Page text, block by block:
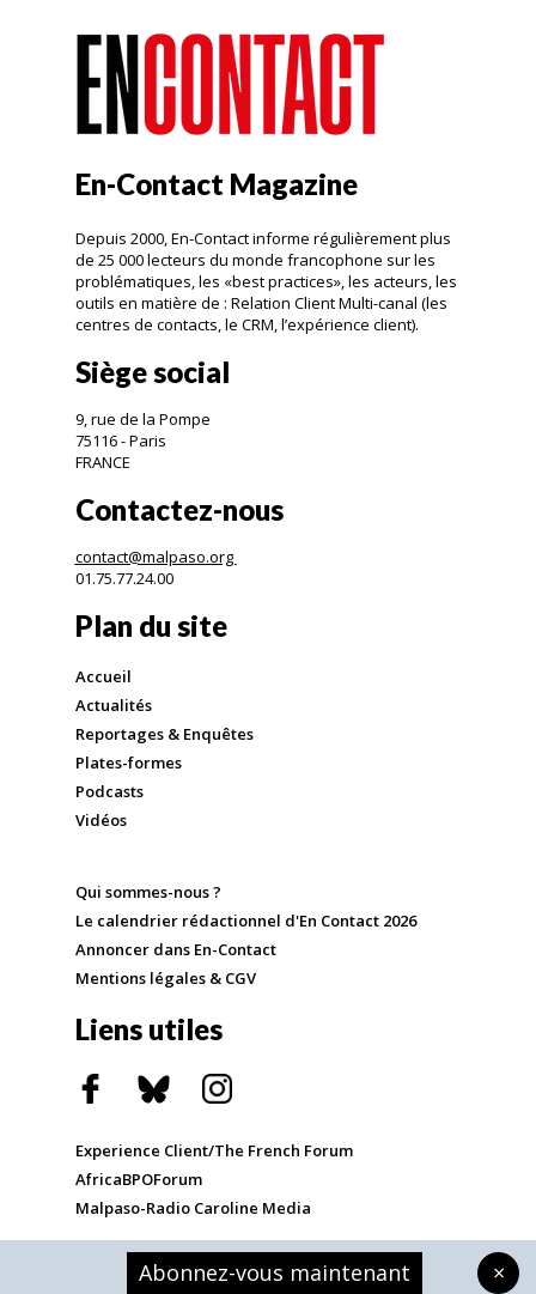
En-Contact Magazine
Depuis 2000, En-Contact informe régulièrement plus
de 25 000 lecteurs du monde francophone sur les
problématiques, les «best practices», les acteurs, les
outils en matière de : Relation Client Multi-canal (les
centres de contacts, le CRM, l’expérience client).
Siège social
9, rue de la Pompe
75116 - Paris
FRANCE
Contactez-nous
contact@malpaso.org
01.75.77.24.00
Plan du site
Accueil
Actualités
Reportages & Enquêtes
Plates-formes
Podcasts
Vidéos
Qui sommes-nous ?
Le calendrier rédactionnel d'En Contact 2026
Annoncer dans En-Contact
Mentions légales & CGV
Liens utiles
Experience Client/The French Forum
AfricaBPOForum
Malpaso-Radio Caroline Media
Abonnez-vous maintenant ×